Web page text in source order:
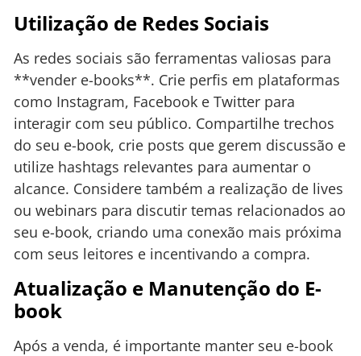
Utilização de Redes Sociais
As redes sociais são ferramentas valiosas para
**vender e-books**. Crie perfis em plataformas
como Instagram, Facebook e Twitter para
interagir com seu público. Compartilhe trechos
do seu e-book, crie posts que gerem discussão e
utilize hashtags relevantes para aumentar o
alcance. Considere também a realização de lives
ou webinars para discutir temas relacionados ao
seu e-book, criando uma conexão mais próxima
com seus leitores e incentivando a compra.
Atualização e Manutenção do E-
book
Após a venda, é importante manter seu e-book